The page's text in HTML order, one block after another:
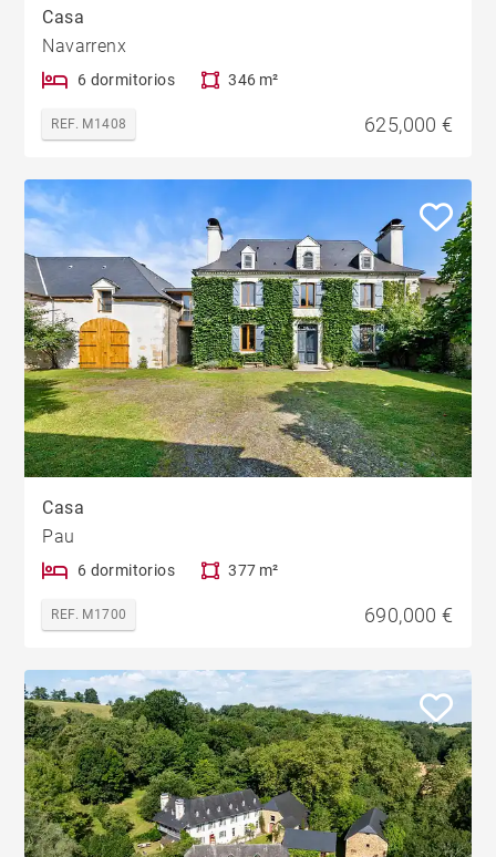
Casa
Navarrenx
6 dormitorios 346 m²
REF. M1408 625,000 €
Casa
Pau
6 dormitorios 377 m²
REF. M1700 690,000 €